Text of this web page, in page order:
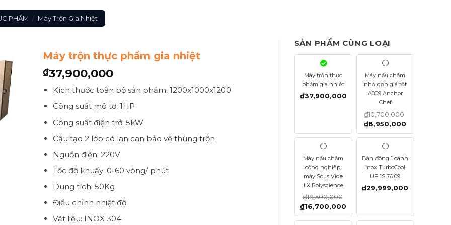
PHẨM / Máy Trộn Gia Nhiệt
Máy trộn thực phẩm gia nhiệt
₫37,900,000
Kích thước toàn bộ sản phẩm: 1200x1000x1200
Công suất mô tơ: 1HP
Công suất điện trở: 5kW
Cậu tạo 2 lớp có lan can bảo vệ thùng trộn
Nguồn điện: 220V
Tốc độ khuấy: 0-60 vòng/ phút
Dung tích: 50Kg
Điều chỉnh nhiệt độ
Vật liệu: INOX 304
SẢN PHẨM CÙNG LOẠI
Máy trộn thực
phẩm gia nhiệt
₫37,900,000
Máy nấu chậm
nhỏ gọn giá tốt
A809 Anchor
Chef
₫10,700,000
₫8,950,000
Máy nấu chậm
công nghiệp,
máy Sous Vide
LX Polyscience
₫18,500,000
₫16,700,000
Bàn đông 1 cánh
inox TurboCool
UF 1S 76 09
₫29,999,000